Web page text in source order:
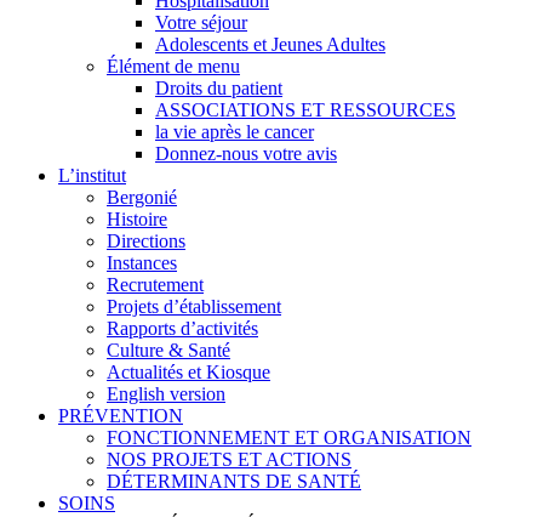
Votre séjour
Adolescents et Jeunes Adultes
Élément de menu
Droits du patient
ASSOCIATIONS ET RESSOURCES
la vie après le cancer
Donnez-nous votre avis
L’institut
Bergonié
Histoire
Directions
Instances
Recrutement
Projets d’établissement
Rapports d’activités
Culture & Santé
Actualités et Kiosque
English version
PRÉVENTION
FONCTIONNEMENT ET ORGANISATION
NOS PROJETS ET ACTIONS
DÉTERMINANTS DE SANTÉ
SOINS